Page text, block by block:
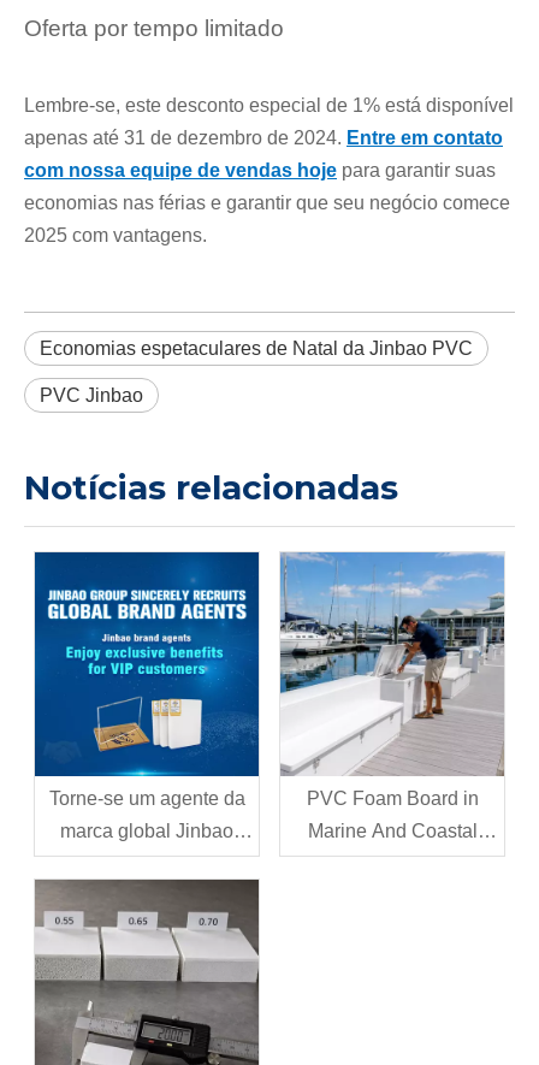
Oferta por tempo limitado
Lembre-se, este desconto especial de 1% está disponível
apenas até 31 de dezembro de 2024. Entre em contato
com nossa equipe de vendas hoje para garantir suas
economias nas férias e garantir que seu negócio comece
2025 com vantagens.
Economias espetaculares de Natal da Jinbao PVC
PVC Jinbao
Notícias relacionadas
Torne-se um agente da
marca global Jinbao
PVC
PVC Foam Board in
Marine And Coastal
Applications: